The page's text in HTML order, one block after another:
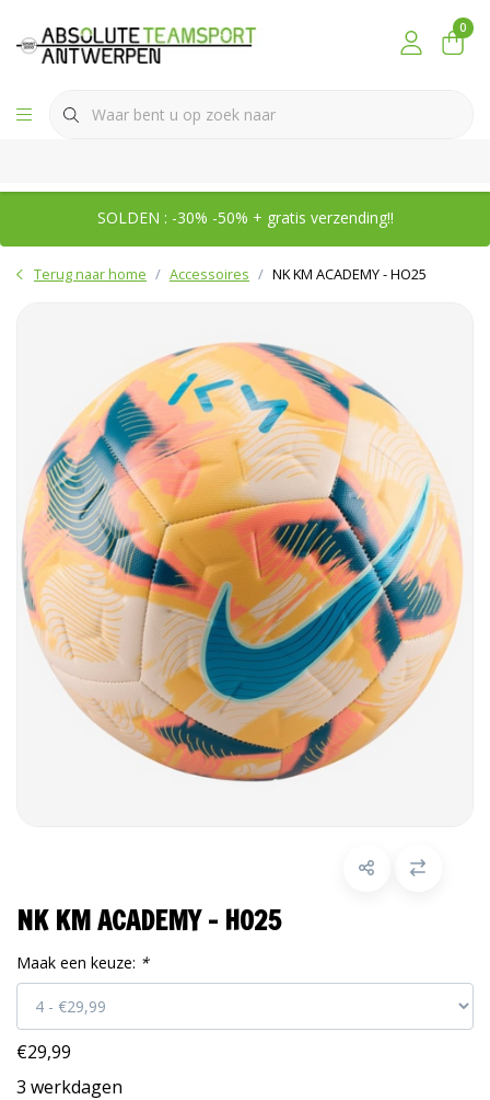
0
SOLDEN : -30% -50% + gratis verzending!!
Terug naar home Accessoires NK KM ACADEMY - HO25
NK KM ACADEMY - HO25
Maak een keuze: *
€29,99
3 werkdagen